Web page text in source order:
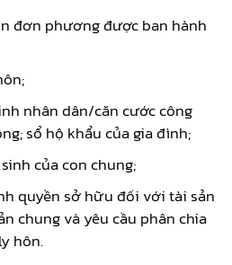
đơn phương được ban hành
nhân dân/căn cước công
sổ hộ khẩu của gia đình;
của con chung;
quyền sở hữu đối với tài sản
chung và yêu cầu phân chia
hôn.